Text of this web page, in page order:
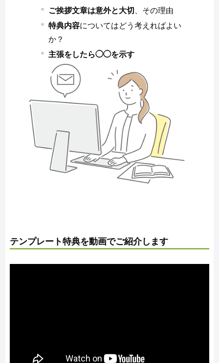
ご挨拶文章は意外と大切
、その理由
特典内容についてはどう考えればよい
か？
主張をしたら◯◯を示す
テンプレート特典を動画でご紹介します